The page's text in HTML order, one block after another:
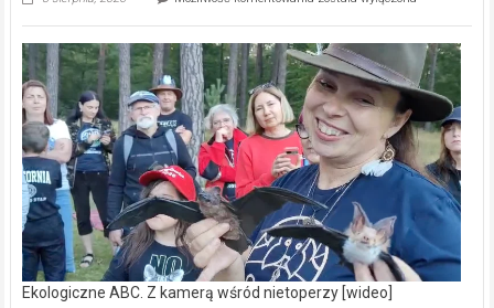
–
prawdziwy
skarb
natury
[wideo]
Ekologiczne ABC. Z kamerą wśród nietoperzy [wideo]